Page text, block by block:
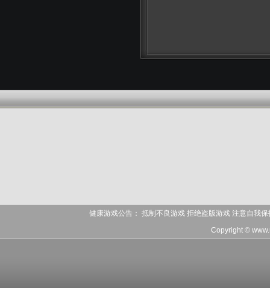
健康游戏公告： 抵制不良游戏 拒绝盗版游戏 注意自我
Copyright ©